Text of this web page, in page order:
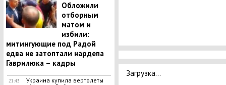
Обложили
отборным
матом и
избили:
митингующие под Радой
едва не затоптали нардепа
Гаврилюка – кадры
21:43
Украина купила вертолеты
Загрузка...